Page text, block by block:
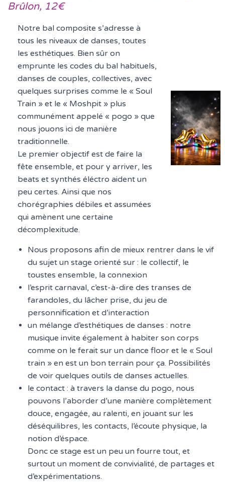
Brûlon, 12€
Notre bal composite s’adresse à
tous les niveaux de danses, toutes
les esthétiques. Bien sûr on
emprunte les codes du bal habituels,
danses de couples, collectives, avec
quelques surprises comme le « Soul
Train » et le « Moshpit » plus
communément appelé « pogo » que
nous jouons ici de manière
traditionnelle.
Le premier objectif est de faire la
fête ensemble, et pour y arriver, les
beats et synthés éléctro aident un
peu certes. Ainsi que nos
chorégraphies débiles et assumées
qui amènent une certaine
décomplexitude.
Nous proposons afin de mieux rentrer dans le vif
du sujet un stage orienté sur : le collectif, le
toustes ensemble, la connexion
l’esprit carnaval, c’est-à-dire des transes de
farandoles, du lâcher prise, du jeu de
personnification et d’interaction
un mélange d’esthétiques de danses : notre
musique invite également à habiter son corps
comme on le ferait sur un dance floor et le « Soul
train » en est un bon terrain pour ça. Possibilités
de voir quelques outils de danses actuelles.
le contact : à travers la danse du pogo, nous
pouvons l’aborder d’une manière complètement
douce, engagée, au ralenti, en jouant sur les
déséquilibres, les contacts, l’écoute physique, la
notion d’éspace.
Donc ce stage est un peu un fourre tout, et
surtout un moment de convivialité, de partages et
d’expérimentations.